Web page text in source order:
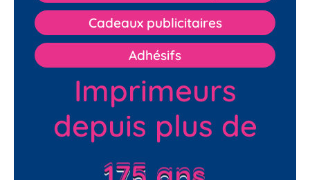
Cadeaux publicitaires
Adhésifs
Imprimeurs
depuis plus de
175 ans